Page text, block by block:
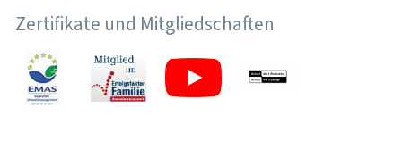
Zertifikate und Mitgliedschaften